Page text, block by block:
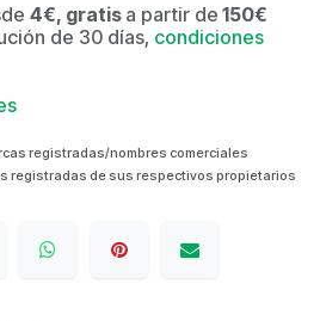
4€, gratis a partir de 150€
de 30 días, condiciones
registradas/nombres comerciales
registradas de sus respectivos propietarios